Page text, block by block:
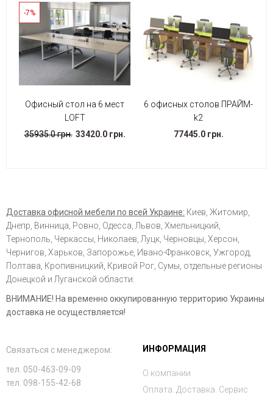
-7%
Офисный стол на 6 мест
LOFT
35935.0 грн. 33420.0 грн.
6 офисных столов ПРАЙМ-
k2
77445.0 грн.
Доставка офисной мебели по всей Украине: Киев, Житомир,
Днепр, Винница, Ровно, Одесса, Львов, Хмельницкий,
Тернополь, Черкассы, Николаев, Луцк, Черновцы, Херсон,
Чернигов, Харьков, Запорожье, Ивано-Франковск, Ужгород,
Полтава, Кропивницкий, Кривой Рог, Сумы, отдельные регионы
Донецкой и Луганской области.
ВНИМАНИЕ! На временно оккупированную территорию Украины
доставка не осуществляется!
Связаться с менеджером:
тел. 050-463-09-09
тел. 098-155-42-68
ИНФОРМАЦИЯ
О компании
Оплата. Доставка. Сервис